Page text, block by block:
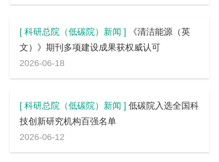
[ 科研总院（低碳院）新闻 ]
《清洁能源（英
文）》期刊多项建设成果获权威认可
2026-06-18
[ 科研总院（低碳院）新闻 ] 低碳院入选全国科
技创新研究机构百强名单
2026-06-12